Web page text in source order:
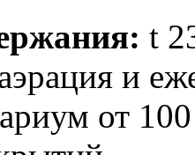
t
и
от